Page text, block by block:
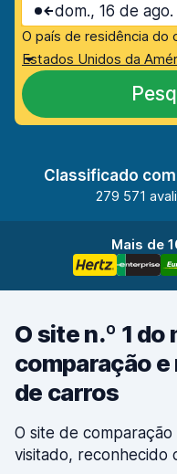
dom., 16 de ago.
O país de residência do
Estados Unidos da
Classificado
279 571
Mais de
O site n.º 1 do
comparação
de carros
O site de
visitado, reconhecido